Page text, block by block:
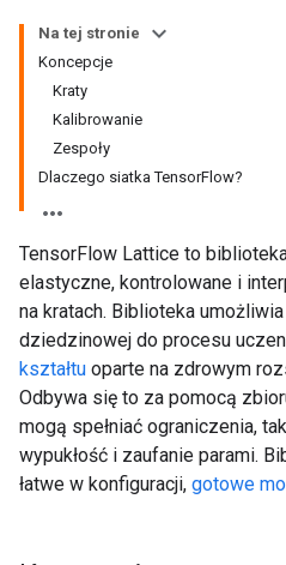
Na tej stronie
Koncepcje
Kraty
Kalibrowanie
Zespoły
Dlaczego siatka TensorFlow?
TensorFlow Lattice to
elastyczne, kontrolowane i
na kratach. Biblioteka
dziedzinowej do procesu
kształtu oparte na zdrowym
Odbywa się to za pomocą
mogą spełniać ograniczenia,
wypukłość i zaufanie parami.
łatwe w konfiguracji, gotowe